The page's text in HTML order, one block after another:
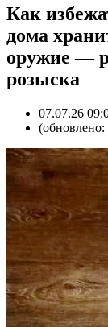
Как
дома
оружие —
розыска
07.07.26
(обновлено: